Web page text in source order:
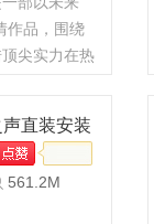
作品，围绕
尖实力在热
直装安装
561.2M